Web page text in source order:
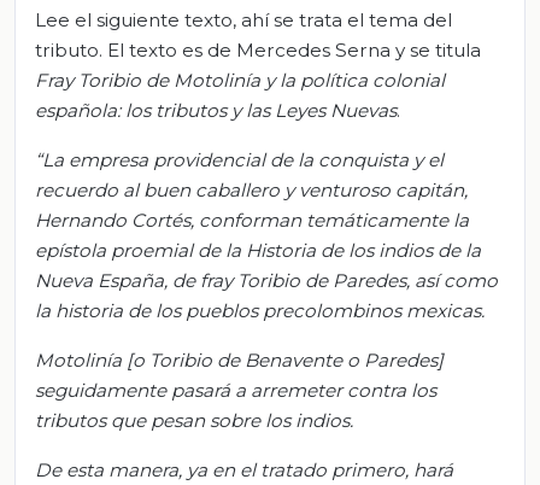
Lee el siguiente texto, ahí se trata el tema del
tributo. El texto es de Mercedes Serna y se titula
Fray Toribio de Motolinía y la política colonial
española: los tributos y las Leyes Nuevas.
“La empresa providencial de la conquista y el
recuerdo al buen caballero y venturoso capitán,
Hernando Cortés, conforman temáticamente la
epístola proemial de la Historia de los indios de la
Nueva España, de fray Toribio de Paredes, así como
la historia de los pueblos precolombinos mexicas.
Motolinía [o Toribio de Benavente o Paredes]
seguidamente pasará a arremeter contra los
tributos que pesan sobre los indios.
De esta manera, ya en el tratado primero, hará